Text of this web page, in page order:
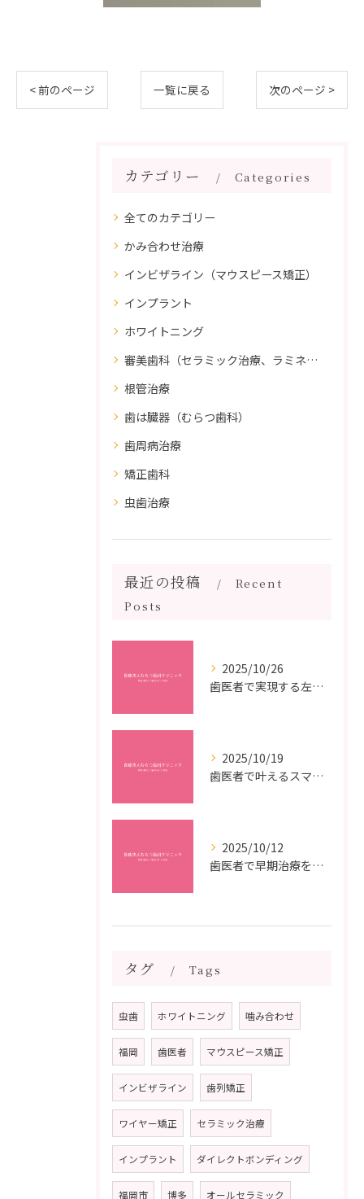
< 前のページ 一覧に戻る 次のページ >
カテゴリー Categories
全てのカテゴリー
かみ合わせ治療
インビザライン（マウスピース矯正）
インプラント
ホワイトニング
審美歯科（セラミック治療、ラミネートべニア、ダイレクトボンディング）
根管治療
歯は臓器（むらつ歯科）
歯周病治療
矯正歯科
虫歯治療
最近の投稿
Recent
Posts
2025/10/26
歯医者で実現する左右対称治療のポイントと矯正治療選びの疑問解決ガイド
2025/10/19
歯医者で叶えるスマイルメイクオーバーなら福岡県福岡市博多区博多駅前の最新矯正治療解説
2025/10/12
歯医者で早期治療を受けるメリットと虫歯悪化を防ぐ最短ステップ
タグ Tags
虫歯 ホワイトニング 噛み合わせ
福岡 歯医者 マウスピース矯正
インビザライン 歯列矯正
ワイヤー矯正 セラミック治療
インプラント ダイレクトボンディング
福岡市 博多 オールセラミック